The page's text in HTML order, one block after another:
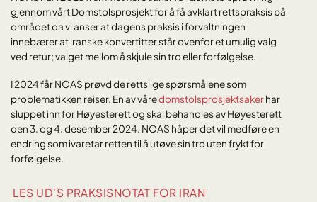
gjennom vårt Domstolsprosjekt for å få avklart rettspraksis på
området da vi anser at dagens praksis i forvaltningen
innebærer at iranske konvertitter står ovenfor et umulig valg
ved retur; valget mellom å skjule sin tro eller forfølgelse.
I 2024 får NOAS prøvd de rettslige spørsmålene som
problematikken reiser. En av våredomstolsprosjektsakerhar
sluppet inn for Høyesterett og skal behandles av Høyesterett
den 3. og 4. desember 2024. NOAS håper det vil medføre en
endring som ivaretar retten til å utøve sin tro uten frykt for
forfølgelse.
LES UD'S PRAKSISNOTAT FOR IRAN